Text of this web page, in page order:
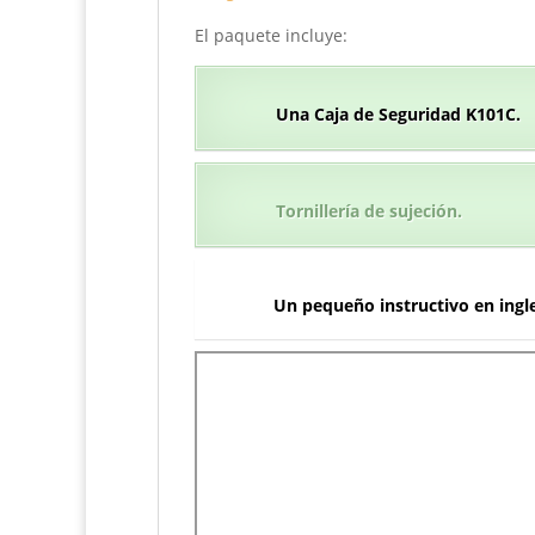
El paquete incluye:
Una Caja de Seguridad K101C.
Tornillería de sujeción.
Un pequeño instructivo en